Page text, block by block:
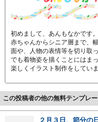
初めまして、あんもなかです
赤ちゃんからシニア層まで、
面や、人物の表情等を切り取
でも着物姿を描くことにはま
楽しくイラスト制作をしてい
この投稿者の他の無料テンプレー
２月３日、節分の